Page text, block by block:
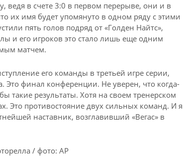
ведя в счете 3:0 в первом перерыве, они и в
их имя будет упомянуто в одном ряду с этими
пять голов подряд от «Голден Найтс»,
и его игроков это стало лишь еще одним
матчем.
его команды в третьей игре серии,
Это финал конференции. Не уверен, что когда-
такие результаты. Хотя на своем тренерском
Это противостояние двух сильных команд. И я
наставник, возглавивший «Вегас» в
/ фото: AP